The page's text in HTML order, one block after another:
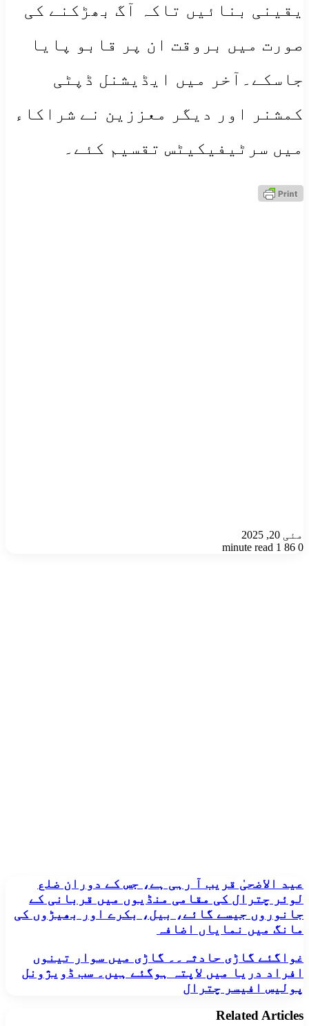
یقینی بنائیں تاکہ آگ بھڑکنے کی
صورت میں بروقت ان پر قابو پایا
جاسکے۔آخر میں ایڈیشنل ڈپٹی
کمشنر اور دیگر معززین نے شراکاء
میں سرٹیفیکیٹس تقسیم کئے۔
مئی 20, 2025
0
1 minute read
عید
الاضحیٰ
قریب
آ
رہی
جس
کے
دوران
ضلع
چترال
عید الاضحیٰ قریب آ رہی ہے، جس کے دوران ضلع
لوئر چترال کی مقامی منڈیوں میں قربانی کے
جانوروں جیسے گائے، بیل، بکرے اور بھیڑوں کی
مانگ میں نمایاں اضافہ
غواگئے
گاڑی
حادثہ۔۔
گاڑی
سوار
غواگئے گاڑی حادثہ۔۔ گاڑی میں سوار تینوں
افراد دریا میں لاپتہ ہوگئے ہیں۔ سب ڈویژونل
پولیس افیسر چترال
Related Articles